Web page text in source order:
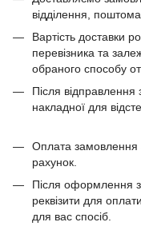
відділення,
Вартість доставки
перевізника та
обраного способу
Після
накладної для
Оплата замовлення
рахунок.
Після оформлення
реквізити для
для вас спосіб.